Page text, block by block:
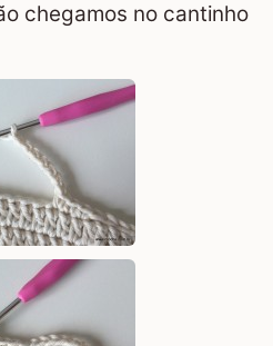
chegamos no cantinho